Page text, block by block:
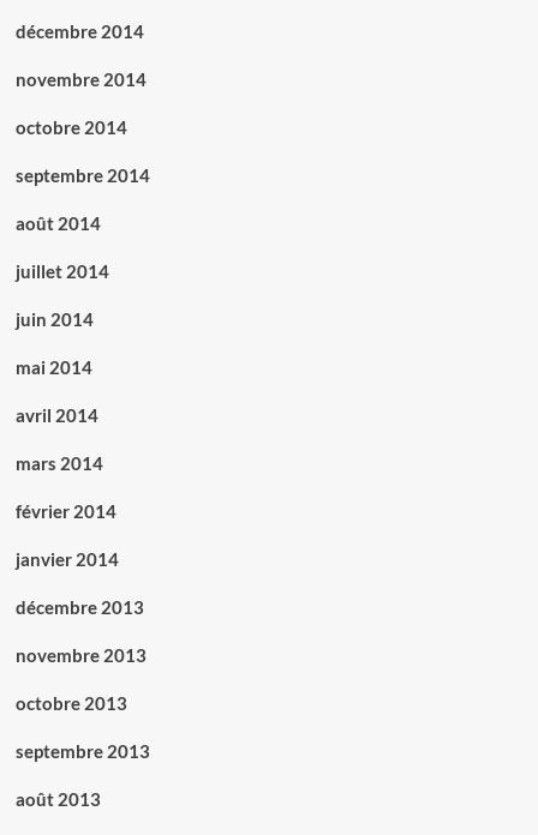
décembre 2014
novembre 2014
octobre 2014
septembre 2014
août 2014
juillet 2014
juin 2014
mai 2014
avril 2014
mars 2014
février 2014
janvier 2014
décembre 2013
novembre 2013
octobre 2013
septembre 2013
août 2013